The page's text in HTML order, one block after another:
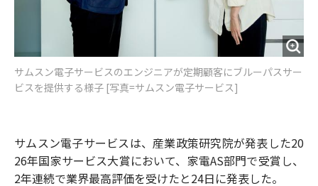
サムスン電子サービスのエンジニアが定期顧客にブルーパスサー
ビスを提供する様子 [写真=サムスン電子サービス]
サムスン電子サービスは、産業政策研究院が発表した20
26年国家サービス大賞において、家電AS部門で受賞し、
2年連続で業界最高評価を受けたと24日に発表した。